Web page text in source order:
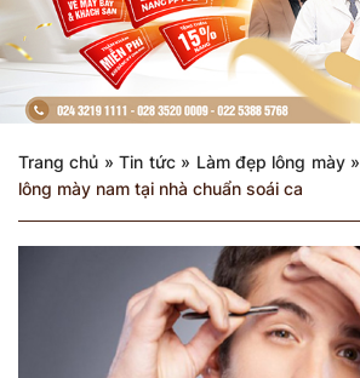
Trang chủ »Tin tức» Làm đẹp lông mày»
lông mày nam tại nhà chuẩn soái ca